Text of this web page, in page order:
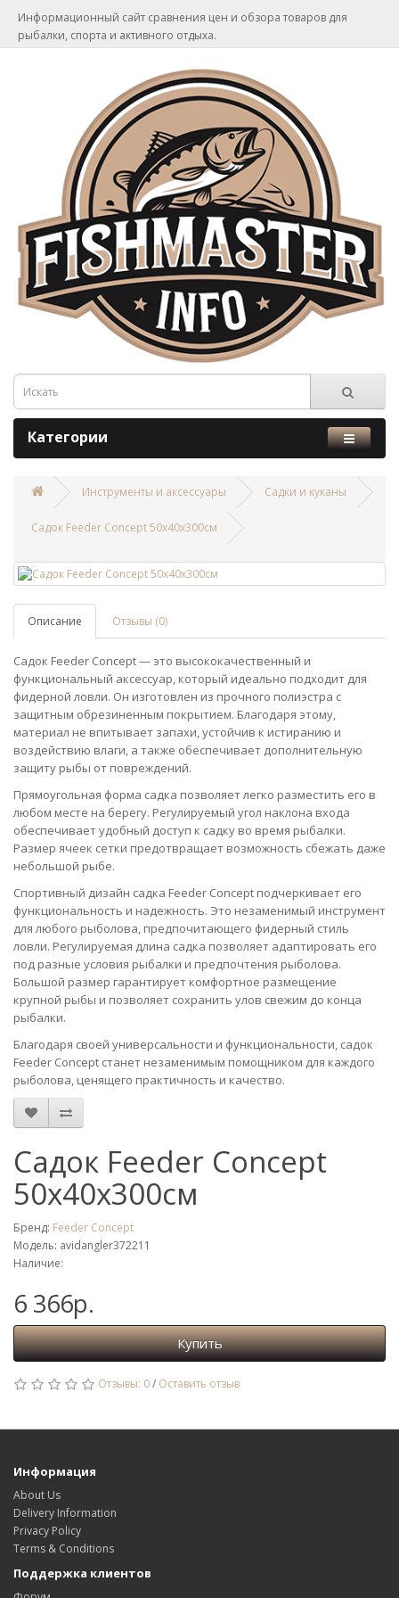
Информационный сайт сравнения цен и обзора товаров для
рыбалки, спорта и активного отдыха.
Категории
Инструменты и аксессуары Садки и куканы
Садок Feeder Concept 50х40х300см
Описание Отзывы (0)
Садок Feeder Concept — это высококачественный и
функциональный аксессуар, который идеально подходит для
фидерной ловли. Он изготовлен из прочного полиэстра с
защитным обрезиненным покрытием. Благодаря этому,
материал не впитывает запахи, устойчив к истиранию и
воздействию влаги, а также обеспечивает дополнительную
защиту рыбы от повреждений.
Прямоугольная форма садка позволяет легко разместить его в
любом месте на берегу. Регулируемый угол наклона входа
обеспечивает удобный доступ к садку во время рыбалки.
Размер ячеек сетки предотвращает возможность сбежать даже
небольшой рыбе.
Спортивный дизайн садка Feeder Concept подчеркивает его
функциональность и надежность. Это незаменимый инструмент
для любого рыболова, предпочитающего фидерный стиль
ловли. Регулируемая длина садка позволяет адаптировать его
под разные условия рыбалки и предпочтения рыболова.
Большой размер гарантирует комфортное размещение
крупной рыбы и позволяет сохранить улов свежим до конца
рыбалки.
Благодаря своей универсальности и функциональности, садок
Feeder Concept станет незаменимым помощником для каждого
рыболова, ценящего практичность и качество.
Садок Feeder Concept
50х40х300см
Бренд: Feeder Concept
Модель: avidangler372211
Наличие:
6 366р.
Купить
Отзывы: 0/ Оставить отзыв
Информация
About Us
Delivery Information
Privacy Policy
Terms & Conditions
Поддержка клиентов